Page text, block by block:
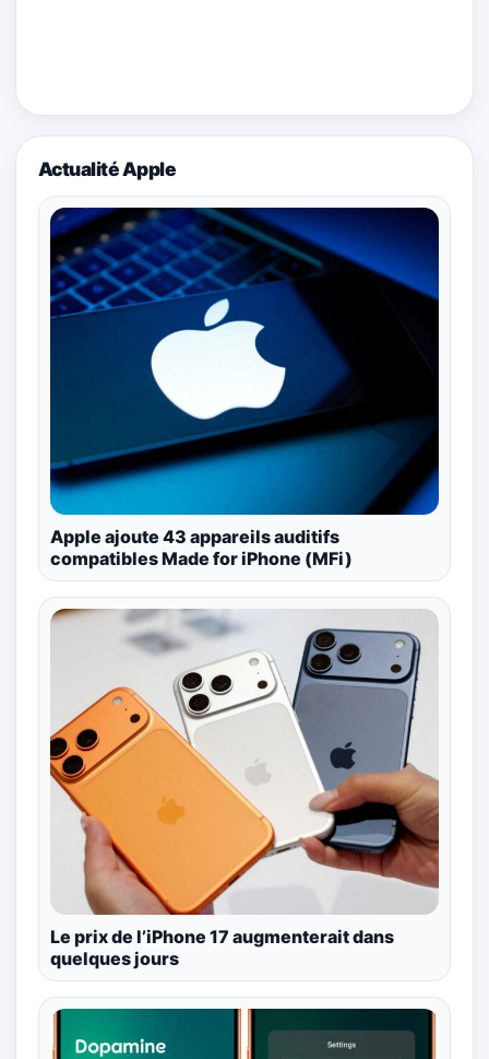
Actualité Apple
Apple ajoute 43 appareils auditifs
compatibles Made for iPhone (MFi)
Le prix de l’iPhone 17 augmenterait dans
quelques jours